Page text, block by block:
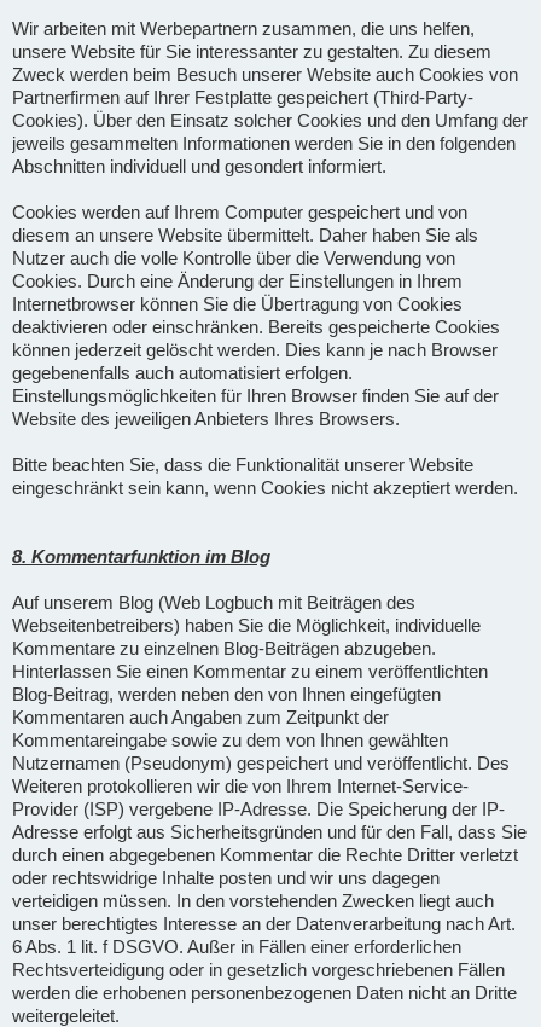
Wir arbeiten mit Werbepartnern zusammen, die uns helfen,
unsere Website für Sie interessanter zu gestalten. Zu diesem
Zweck werden beim Besuch unserer Website auch Cookies von
Partnerfirmen auf Ihrer Festplatte gespeichert (Third-Party-
Cookies). Über den Einsatz solcher Cookies und den Umfang der
jeweils gesammelten Informationen werden Sie in den folgenden
Abschnitten individuell und gesondert informiert.
Cookies werden auf Ihrem Computer gespeichert und von
diesem an unsere Website übermittelt. Daher haben Sie als
Nutzer auch die volle Kontrolle über die Verwendung von
Cookies. Durch eine Änderung der Einstellungen in Ihrem
Internetbrowser können Sie die Übertragung von Cookies
deaktivieren oder einschränken. Bereits gespeicherte Cookies
können jederzeit gelöscht werden. Dies kann je nach Browser
gegebenenfalls auch automatisiert erfolgen.
Einstellungsmöglichkeiten für Ihren Browser finden Sie auf der
Website des jeweiligen Anbieters Ihres Browsers.
Bitte beachten Sie, dass die Funktionalität unserer Website
eingeschränkt sein kann, wenn Cookies nicht akzeptiert werden.
8. Kommentarfunktion im Blog
Auf unserem Blog (Web Logbuch mit Beiträgen des
Webseitenbetreibers) haben Sie die Möglichkeit, individuelle
Kommentare zu einzelnen Blog-Beiträgen abzugeben.
Hinterlassen Sie einen Kommentar zu einem veröffentlichten
Blog-Beitrag, werden neben den von Ihnen eingefügten
Kommentaren auch Angaben zum Zeitpunkt der
Kommentareingabe sowie zu dem von Ihnen gewählten
Nutzernamen (Pseudonym) gespeichert und veröffentlicht. Des
Weiteren protokollieren wir die von Ihrem Internet-Service-
Provider (ISP) vergebene IP-Adresse. Die Speicherung der IP-
Adresse erfolgt aus Sicherheitsgründen und für den Fall, dass Sie
durch einen abgegebenen Kommentar die Rechte Dritter verletzt
oder rechtswidrige Inhalte posten und wir uns dagegen
verteidigen müssen. In den vorstehenden Zwecken liegt auch
unser berechtigtes Interesse an der Datenverarbeitung nach Art.
6 Abs. 1 lit. f DSGVO. Außer in Fällen einer erforderlichen
Rechtsverteidigung oder in gesetzlich vorgeschriebenen Fällen
werden die erhobenen personenbezogenen Daten nicht an Dritte
weitergeleitet.